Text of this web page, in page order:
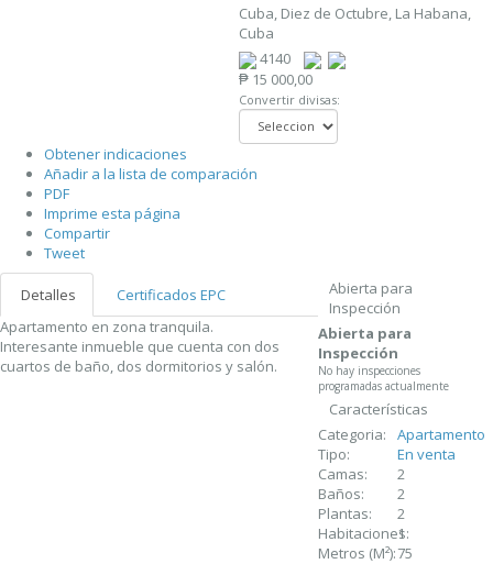
Cuba, Diez de Octubre, La Habana,
Cuba
4140
₱ 15 000,00
Convertir divisas:
Obtener indicaciones
Añadir a la lista de comparación
PDF
Imprime esta página
Compartir
Tweet
Detalles
Certificados EPC
Apartamento en zona tranquila.
Interesante inmueble que cuenta con dos
cuartos de baño, dos dormitorios y salón.
Abierta para
Inspección
Abierta para
Inspección
No hay inspecciones
programadas actualmente
Características
Categoria:
Apartamento
Tipo:
En venta
Camas:
2
Baños:
2
Plantas:
2
Habitaciones:
1
Metros (M²):75